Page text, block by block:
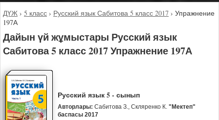
ДҮЖ › 5 класс › Русский язык Сабитова 5 класс 2017 › Упражнение
197А
Дайын үй жұмыстары Русский язык
Сабитова 5 класс 2017 Упражнение 197А
Русский язык 5 - сынып
Авторлары: Сабитова З., Скляренко К. "Мектеп"
баспасы 2017